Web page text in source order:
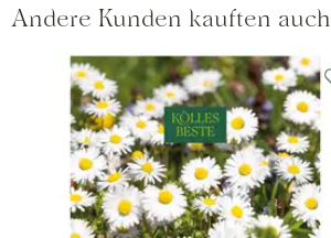
Andere Kunden kauften auch